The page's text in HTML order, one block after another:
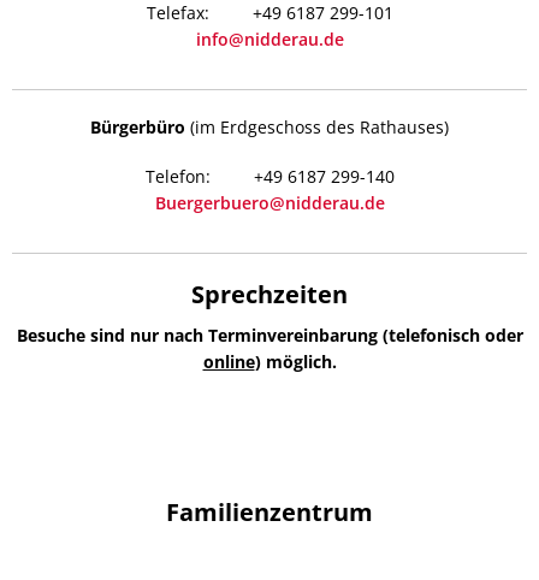
+49 6187 299-101
info@nidderau.de
Bürgerbüro (im Erdgeschoss des Rathauses)
+49 6187 299-140
Buergerbuero@nidderau.de
Sprechzeiten
Besuche sind nur nach Terminvereinbarung (telefonisch oder
online) möglich.
Familienzentrum